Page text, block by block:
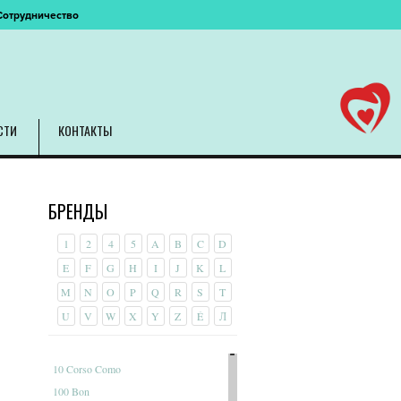
КОНТАКТЫ
БРЕНДЫ
1 2 4 5 A B C
D
E
F G H I J K
L
M
N O P Q R S
T
U
V W X Y Z É Л
10 Corso Como
100 Bon